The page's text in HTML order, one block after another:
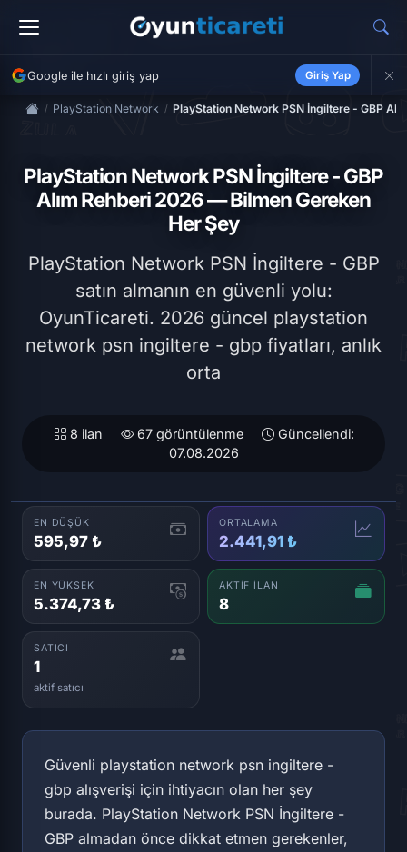
Google ile hızlı giriş yap Giriş Yap
PlayStation Network PlayStation Network PSN İngiltere - GBP
PlayStation Network PSN İngiltere - GBP
Alım Rehberi 2026 — Bilmen Gereken
Her Şey
PlayStation Network PSN İngiltere - GBP
satın almanın en güvenli yolu:
OyunTicareti. 2026 güncel playstation
network psn ingiltere - gbp fiyatları, anlık
orta
8 ilan 67 görüntülenme
Güncellendi:
07.08.2026
EN DÜŞÜK
595,97 ₺
ORTALAMA
2.441,91 ₺
EN YÜKSEK
5.374,73 ₺
AKTIF İLAN
8
SATICI
1
aktif satıcı
Güvenli playstation network psn ingiltere -
gbp alışverişi için ihtiyacın olan her şey
burada. PlayStation Network PSN İngiltere -
GBP almadan önce dikkat etmen gerekenler,